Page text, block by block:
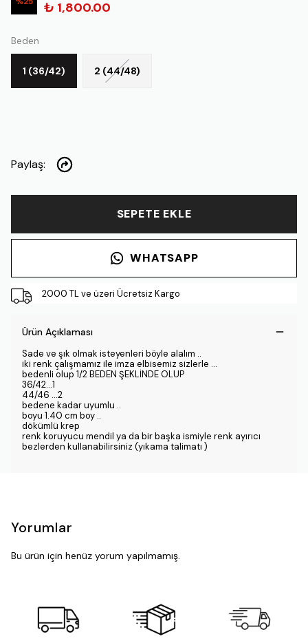
₺ 1,800.00
Beden
1 (36/42) 2 (44/48)
Paylaş:
SEPETE EKLE
WHATSAPP
2000 TL ve üzeri Ücretsiz Kargo
Ürün Açıklaması
Sade ve şık olmak isteyenleri böyle alalım ..
iki renk çalışmamız ile imza elbisemiz sizlerle ...
bedenli olup 1/2 BEDEN ŞEKLİNDE OLUP
36/42...1
44/46 ...2
bedene kadar uyumlu ..
boyu 1.40 cm boy ..
dökümlü krep
renk koruyucu mendil ya da bir başka ismiyle renk ayırıcı
bezlerden kullanabilirsiniz (yıkama talimatı )
Yorumlar
Bu ürün için henüz yorum yapılmamış.